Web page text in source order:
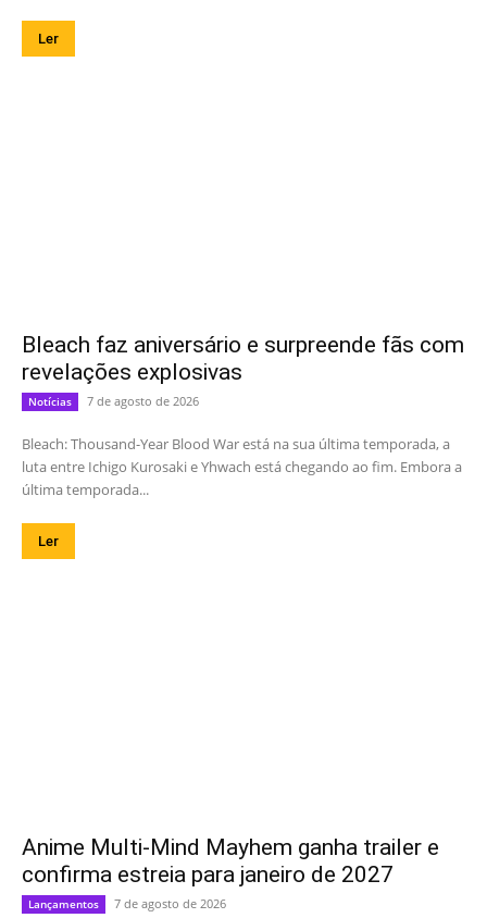
Ler
Bleach faz aniversário e surpreende fãs com
revelações explosivas
Notícias 7 de agosto de 2026
Bleach: Thousand-Year Blood War está na sua última temporada, a
luta entre Ichigo Kurosaki e Yhwach está chegando ao fim. Embora a
última temporada...
Ler
Anime Multi-Mind Mayhem ganha trailer e
confirma estreia para janeiro de 2027
Lançamentos 7 de agosto de 2026